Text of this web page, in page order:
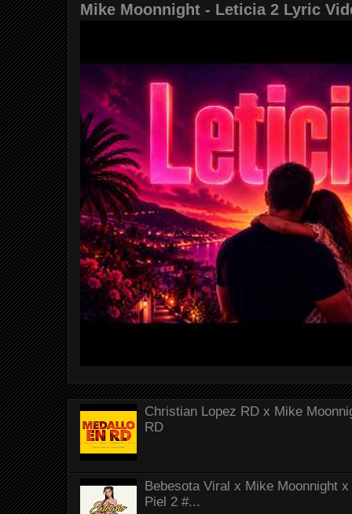
Mike Moonnight - Leticia 2 Lyric
Christian Lopez RD x Mike
RD
Bebesota Viral x Mike Moonnight
Piel 2 #...